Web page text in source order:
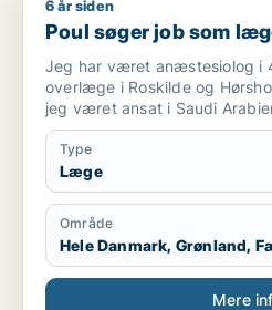
Poul søger job som læge
6 år siden
Poul søger job som
Jeg har været anæstesiolog i
overlæge i Roskilde og
jeg været ansat i Saudi
to højprofilerede hospitaler,
Hospital og King Fahad
tilknyttet “The royal Clinic”,
saudiske konge.
Jeg sluttede i december 2019
Type
Læge
Område
Hele Danmark, Grønland,
Mere